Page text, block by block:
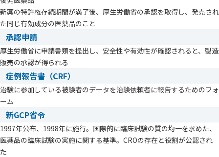
新薬の特許権存続期間が満了後、厚生労働省の承認を取得し、発売され
た同じ有効成分の医薬品のこと
承認申請
厚生労働省に申請書類を提出し、安全性や有効性が確認されると、製造
販売の承認が得られる
症例報告書（CRF）
治験に参加している被験者のデータを治験依頼者に報告するためのフォ
ーム
新GCP省令
1997年公布、1998年に施行。国際的に臨床試験の質の均一を求めた、
医薬品の臨床試験の実施に関する基準。CROの存在と役割が公認され
た